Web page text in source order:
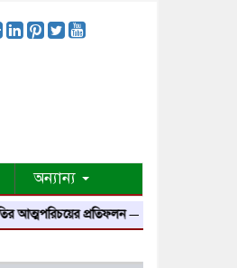
অন্যান্য
প্রতিফলন — সংস্কৃতি মন্ত্রী